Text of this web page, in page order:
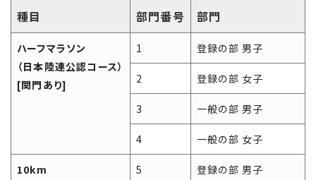
種目 部門番号 部門
ハーフマラソン
（日本陸連公認コース）
[関門あり]
1 登録の部 男子
2 登録の部 女子
3 一般の部 男子
4 一般の部 女子
10km
5 登録の部 男子